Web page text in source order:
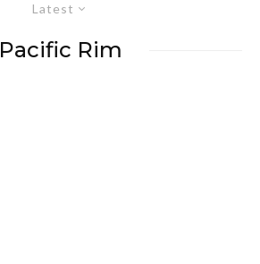
Latest
Pacific Rim